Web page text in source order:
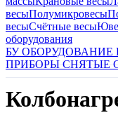
весыПолумикровесы
весыСчётные весы
оборудования
БУ ОБОРУДОВАНИЕ
ПРИБОРЫ СНЯТЫЕ